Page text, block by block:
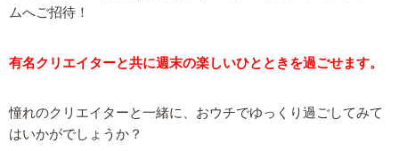
ムへご招待！
有名クリエイターと共に週末の楽しいひとときを過ごせます。
憧れのクリエイターと一緒に、おウチでゆっくり過ごしてみて
はいかがでしょうか？